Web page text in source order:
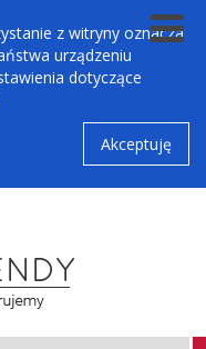
z witryny oznacza
urządzeniu
dotyczące
Akceptuję